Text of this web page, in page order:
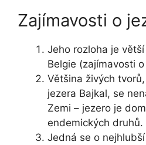
Zajímavosti o
Jeho rozloha je
Belgie (zajímavosti
Většina živých
jezera Bajkal, se
Zemi – jezero je
endemických druhů.
Jedná se o